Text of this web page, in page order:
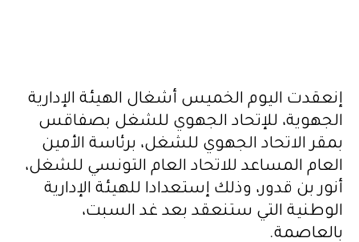
إنعقدت اليوم الخميس أشغال الهيئة الإدارية
الجهوية، للإتحاد الجهوي للشغل بصفاقس
بمقر الاتحاد الجهوي للشغل، برئاسة الأمين
العام المساعد للاتحاد العام التونسي للشغل،
أنور بن قدور، وذلك إستعدادا للهيئة الإدارية
الوطنية التي ستنعقد بعد غد السبت،
بالعاصمة.